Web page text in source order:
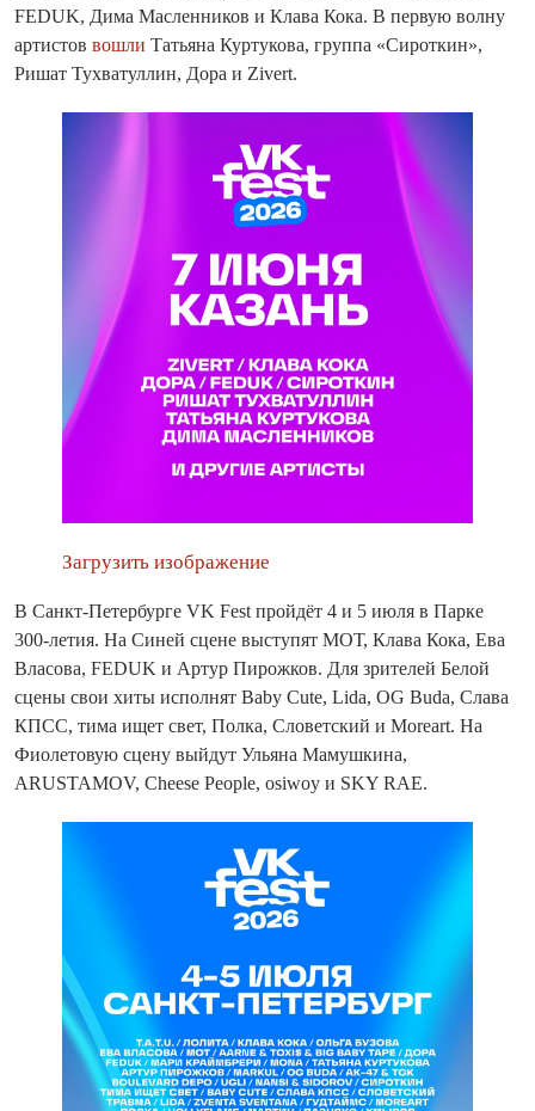
FEDUK, Дима Масленников и Клава Кока. В первую волну
артистов вошли Татьяна Куртукова, группа «Сироткин»,
Ришат Тухватуллин, Дора и Zivert.
Загрузить изображение
В Санкт-Петербурге VK Fest пройдёт 4 и 5 июля в Парке
300-летия. На Синей сцене выступят МОТ, Клава Кока, Ева
Власова, FEDUK и Артур Пирожков. Для зрителей Белой
сцены свои хиты исполнят Baby Cute, Lida, OG Buda, Слава
КПСС, тима ищет свет, Полка, Словетский и Moreart. На
Фиолетовую сцену выйдут Ульяна Мамушкина,
ARUSTAMOV, Cheese People, osiwoy и SKY RAE.